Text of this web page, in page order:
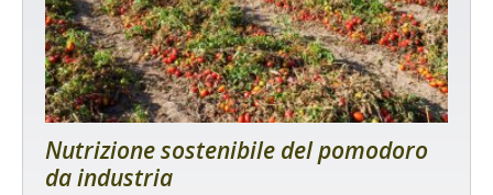
Nutrizione sostenibile del pomodoro
da industria